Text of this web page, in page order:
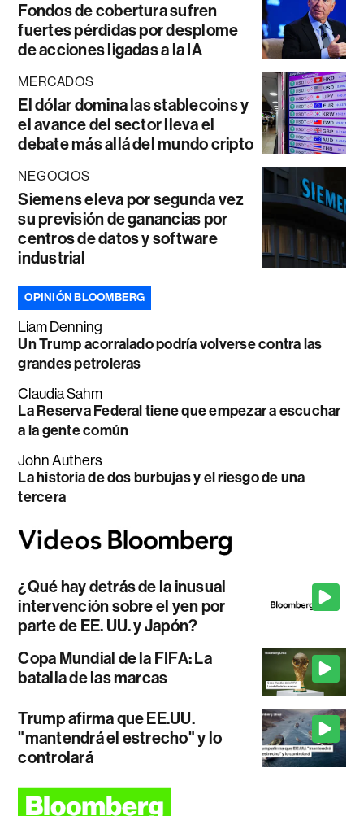
Fondos de cobertura sufren
fuertes pérdidas por desplome
de acciones ligadas a la IA
MERCADOS
El dólar domina las stablecoins y
el avance del sector lleva el
debate más allá del mundo cripto
NEGOCIOS
Siemens eleva por segunda vez
su previsión de ganancias por
centros de datos y software
industrial
OPINIÓN BLOOMBERG
Liam Denning
Un Trump acorralado podría volverse contra las
grandes petroleras
Claudia Sahm
La Reserva Federal tiene que empezar a escuchar
a la gente común
John Authers
La historia de dos burbujas y el riesgo de una
tercera
¿Qué hay detrás de la inusual
intervención sobre el yen por
parte de EE. UU. y Japón?
Copa Mundial de la FIFA: La
batalla de las marcas
Trump afirma que EE.UU.
"mantendrá el estrecho" y lo
controlará